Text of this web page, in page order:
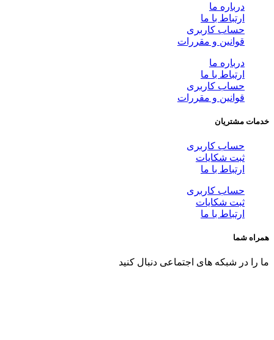
درباره ما
ارتباط با ما
حساب کاربری
قوانین و مقررات
درباره ما
ارتباط با ما
حساب کاربری
قوانین و مقررات
خدمات مشتریان
حساب کاربری
ثبت شکایات
ارتباط با ما
حساب کاربری
ثبت شکایات
ارتباط با ما
همراه شما
ما را در شبکه های اجتماعی دنبال کنید